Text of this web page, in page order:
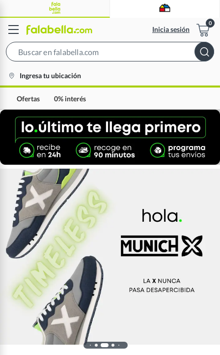
Inicia sesión
location-
icon
Ingresa tu ubicación
Ofertas 0% interés